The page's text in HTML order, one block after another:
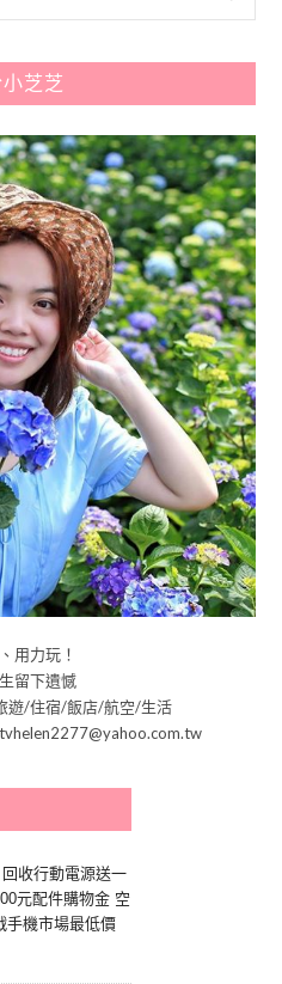
小芝芝
用力玩！
留下遺憾
/住宿/飯店/航空/生活
回收行動電源送一
元配件購物金 空
手機市場最低價